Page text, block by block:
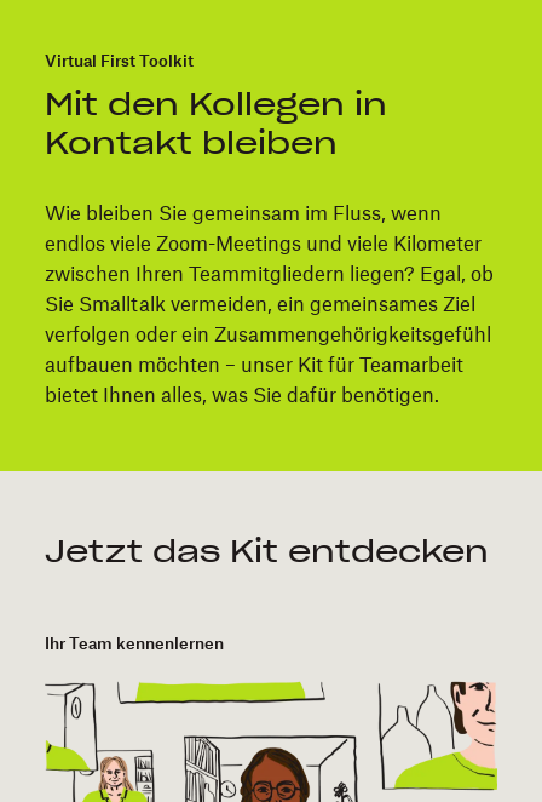
Virtual First Toolkit
Mit den Kollegen in
Kontakt bleiben
Wie bleiben Sie gemeinsam im Fluss, wenn
endlos viele Zoom-Meetings und viele Kilometer
zwischen Ihren Teammitgliedern liegen? Egal, ob
Sie Smalltalk vermeiden, ein gemeinsames Ziel
verfolgen oder ein Zusammengehörigkeitsgefühl
aufbauen möchten – unser Kit für Teamarbeit
bietet Ihnen alles, was Sie dafür benötigen.
Jetzt das Kit entdecken
Ihr Team kennenlernen